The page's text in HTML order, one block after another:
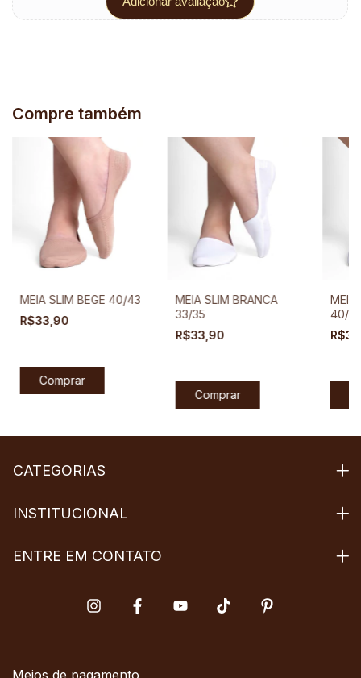
Compre também
MEIA SLIM BEGE 40/43
R$33,90
MEIA SLIM BRANCA
33/35
R$33,90
MEIA
40/
CATEGORIAS
INSTITUCIONAL
ENTRE EM CONTATO